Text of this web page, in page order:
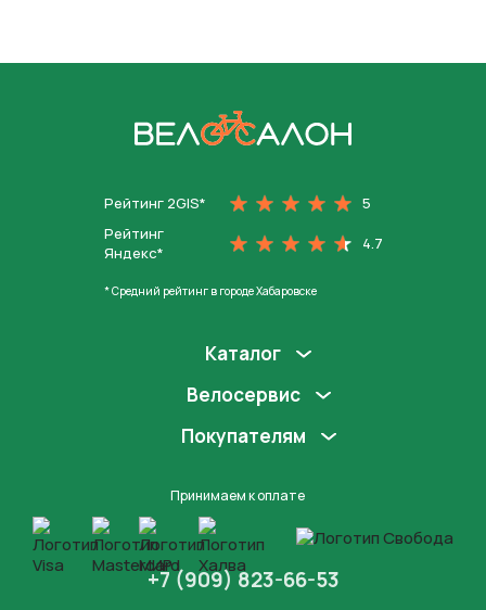
Рейтинг 2GIS*
5
Рейтинг
Яндекс*
4.7
* Средний рейтинг в городе Хабаровске
Каталог
Велосервис
Покупателям
Принимаем к оплате
+7 (909) 823-66-53